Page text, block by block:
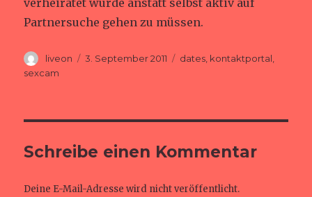
verheiratet wurde anstatt selbst aktiv auf
Partnersuche gehen zu müssen.
Autor
liveon
Veröffentlicht
3. September 2011 Schlagwörter
dates kontaktportal
sexcam
Schreibe einen Kommentar
Deine E-Mail-Adresse wird nicht veröffentlicht.